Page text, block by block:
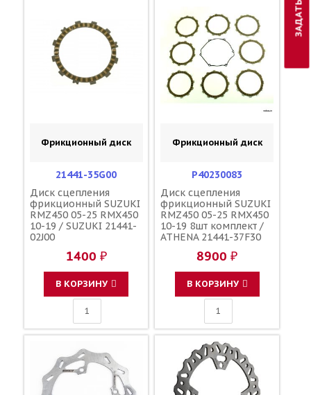
Фрикционный диск
21441-35G00
Диск сцепления
фрикционный SUZUKI
RMZ450 05-25 RMX450
10-19 / SUZUKI 21441-
02J00
1400 ₽
В КОРЗИНУ
Фрикционный диск
P40230083
Диск сцепления
фрикционный SUZUKI
RMZ450 05-25 RMX450
10-19 8шт комплект /
ATHENA 21441-37F30
8900 ₽
В КОРЗИНУ